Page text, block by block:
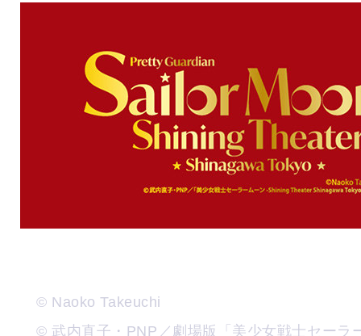
© Naoko Takeuchi
© 武内直子・PNP／劇場版「美少女戦士セーラ